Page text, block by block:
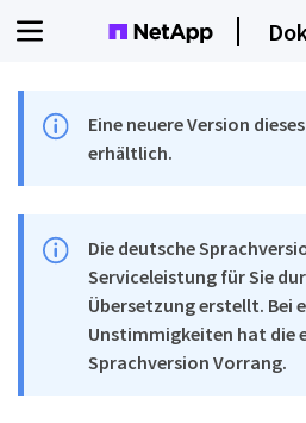
Eine neuere Version
erhältlich.
Die deutsche
Serviceleistung für Sie
Übersetzung erstellt. Bei
Unstimmigkeiten hat die
Sprachversion Vorrang.